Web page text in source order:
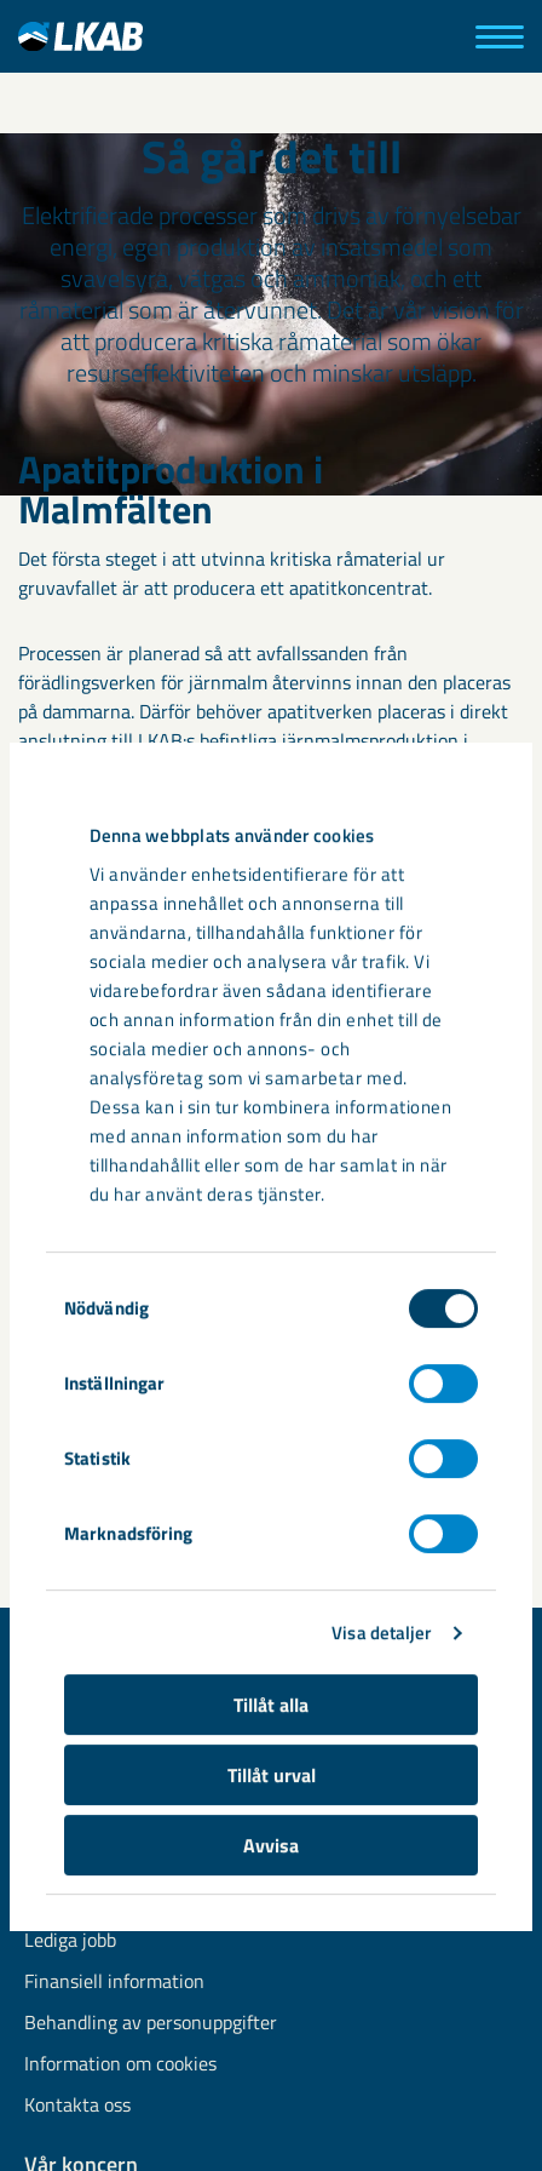
Denna webbplats använder cookies
Vi använder enhetsidentifierare för att
anpassa innehållet och annonserna till
användarna, tillhandahålla funktioner för
sociala medier och analysera vår trafik. Vi
vidarebefordrar även sådana identifierare
och annan information från din enhet till de
sociala medier och annons- och
analysföretag som vi samarbetar med.
Dessa kan i sin tur kombinera informationen
med annan information som du har
tillhandahållit eller som de har samlat in när
du har använt deras tjänster.
Nödvändig
Inställningar
Statistik
Marknadsföring
Visa detaljer
Tillåt alla
Tillåt urval
Avvisa
Så går det till
Elektrifierade processer som drivs av förnyelsebar
energi, egen produktion av insatsmedel som
svavelsyra, vätgas och ammoniak, och ett
råmaterial som är återvunnet. Det är vår vision för
att producera kritiska råmaterial som ökar
resurseffektiviteten och minskar utsläpp.
Apatitproduktion i
Malmfälten
Det första steget i att utvinna kritiska råmaterial ur
gruvavfallet är att producera ett apatitkoncentrat.
Processen är planerad så att avfallssanden från
förädlingsverken för järnmalm återvinns innan den placeras
på dammarna. Därför behöver apatitverken placeras i direkt
anslutning till LKAB:s befintliga järnmalmsproduktion i
LKAB’s planerade industripark
i Luleå
Apatitkoncentratet kommer att transporteras via järnväg till
den planerade industriparken på Svartön i Luleå där det
vilket skapar en ren fosforprodukt och separerar
jordartsmineraler.
förädlas sedan med ammoniak till
svavelsyra och producerar
© LKAB, Box 952, SE-971 28 Luleå, Sweden
Tel 0771-760 000, e-postinfo@lkab.com
Snabblänkar
Våra produkter och tjänster
Lediga jobb
Finansiell information
Behandling av personuppgifter
Information om cookies
Kontakta oss